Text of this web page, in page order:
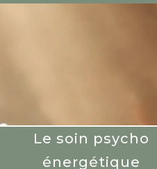
Le soin psycho
énergétique